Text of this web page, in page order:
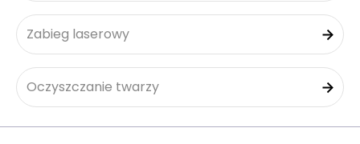
Zabieg laserowy
Oczyszczanie twarzy